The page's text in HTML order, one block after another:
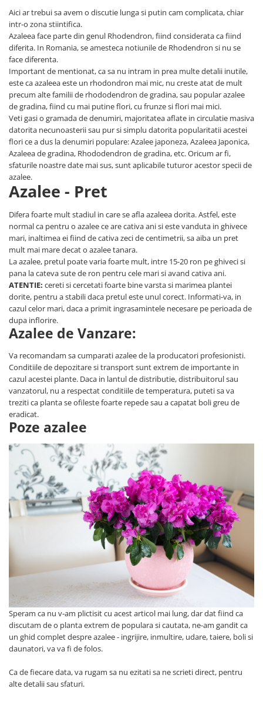
Aici ar trebui sa avem o discutie lunga si putin cam complicata, chiar
intr-o zona stiintifica.
Azaleea face parte din genul Rhodendron, fiind considerata ca fiind
diferita. In Romania, se amesteca notiunile de Rhodendron si nu se
face diferenta.
Important de mentionat, ca sa nu intram in prea multe detalii inutile,
este ca azaleea este un rhodondron mai mic, nu creste atat de mult
precum alte familii de rhododendron de gradina, sau popular azalee
de gradina, fiind cu mai putine flori, cu frunze si flori mai mici.
Veti gasi o gramada de denumiri, majoritatea aflate in circulatie masiva
datorita necunoasterii sau pur si simplu datorita popularitatii acestei
flori ce a dus la denumiri populare: Azalee japoneza, Azaleea Japonica,
Azaleea de gradina, Rhododendron de gradina, etc. Oricum ar fi,
sfaturile noastre date mai sus, sunt aplicabile tuturor acestor specii de
azalee.
Azalee - Pret
Difera foarte mult stadiul in care se afla azaleea dorita. Astfel, este
normal ca pentru o azalee ce are cativa ani si este vanduta in ghivece
mari, inaltimea ei fiind de cativa zeci de centimetrii, sa aiba un pret
mult mai mare decat o azalee tanara.
La azalee, pretul poate varia foarte mult, intre 15-20 ron pe ghiveci si
pana la cateva sute de ron pentru cele mari si avand cativa ani.
ATENTIE: cereti si cercetati foarte bine varsta si marimea plantei
dorite, pentru a stabili daca pretul este unul corect. Informati-va, in
cazul celor mari, daca a primit ingrasamintele necesare pe perioada de
dupa inflorire.
Azalee de Vanzare:
Va recomandam sa cumparati azalee de la producatori profesionisti.
Conditiile de depozitare si transport sunt extrem de importante in
cazul acestei plante. Daca in lantul de distributie, distribuitorul sau
vanzatorul, nu a respectat conditiile de temperatura, puteti sa va
treziti ca planta se ofileste foarte repede sau a capatat boli greu de
eradicat.
Poze azalee
Speram ca nu v-am plictisit cu acest articol mai lung, dar dat fiind ca
discutam de o planta extrem de populara si cautata, ne-am gandit ca
un ghid complet despre azalee - ingrijire, inmultire, udare, taiere, boli si
daunatori, va va fi de folos.
Ca de fiecare data, va rugam sa nu ezitati sa ne scrieti direct, pentru
alte detalii sau sfaturi.